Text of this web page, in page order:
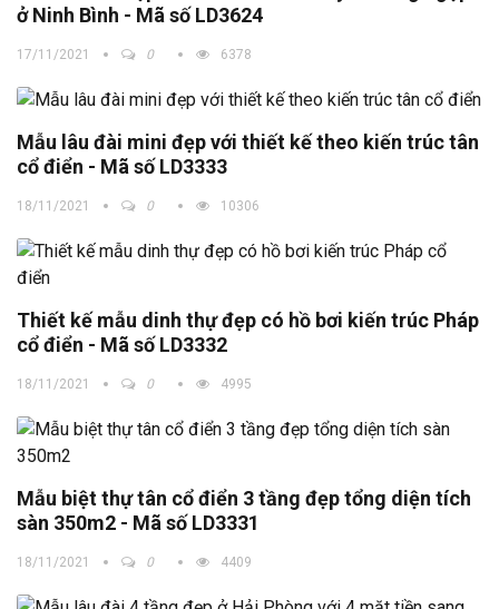
ở Ninh Bình - Mã số LD3624
17/11/2021 0 6378
Mẫu lâu đài mini đẹp với thiết kế theo kiến trúc tân
cổ điển - Mã số LD3333
18/11/2021 0 10306
Thiết kế mẫu dinh thự đẹp có hồ bơi kiến trúc Pháp
cổ điển - Mã số LD3332
18/11/2021 0 4995
Mẫu biệt thự tân cổ điển 3 tầng đẹp tổng diện tích
sàn 350m2 - Mã số LD3331
18/11/2021 0 4409